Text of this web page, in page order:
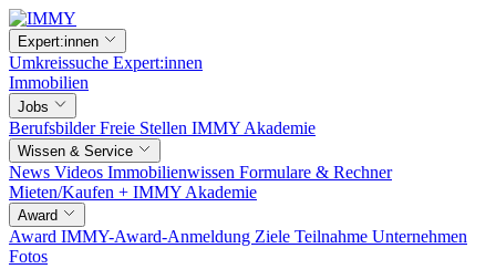
Expert:innen
Umkreissuche Expert:innen
Immobilien
Jobs
BerufsbilderFreie Stellen IMMY Akademie
Wissen & Service
News Videos Immobilienwissen Formulare & Rechner
Mieten/Kaufen + IMMY Akademie
Award
Award IMMY-Award-Anmeldung Ziele Teilnahme Unternehmen
Fotos